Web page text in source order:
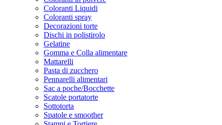
Coloranti Liquidi
Coloranti spray
Decorazioni torte
Dischi in polistirolo
Gelatine
Gomma e Colla alimentare
Mattarelli
Pasta di zucchero
Pennarelli alimentari
Sac a poche/Bocchette
Scatole portatorte
Sottotorta
Spatole e smoother